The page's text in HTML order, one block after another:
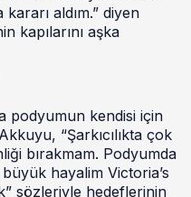
aldım.” diyen
kapılarını aşka
podyumun kendisi için
“Şarkıcılıkta çok
bırakmam. Podyumda
hayalim Victoria’s
sözleriyle hedeflerinin